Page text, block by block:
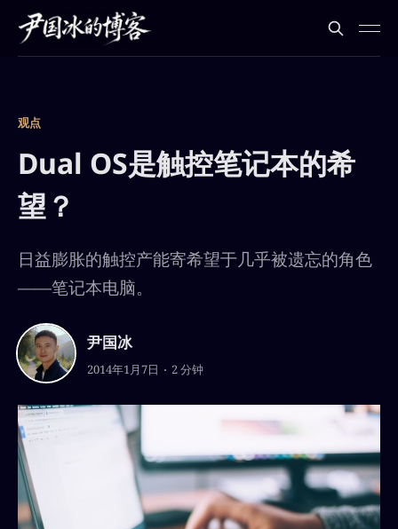
观点
Dual OS是触控笔记本的希
望？
日益膨胀的触控产能寄希望于几乎被遗忘的角色
——笔记本电脑。
尹国冰
2014年1月7日 2 分钟